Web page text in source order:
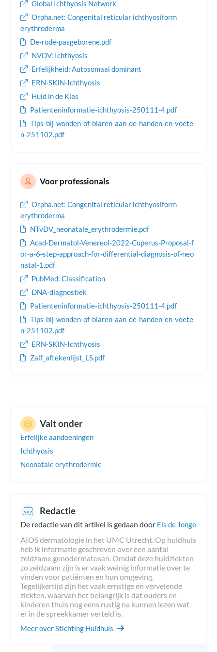
nodig (acitretine).
Valt onder
Erfelijke aandoeningen
Ichthyosis
Neonatale erythrodermie
Redactie
De redactie van dit artikel is gedaan door Els de Jonge
AIOS dermatologie in het UMC Utrecht. Op huidhuis
heb ik informatie geschreven over een aantal
zeldzame genodermatosen. Omdat deze huidziekten
zo zeldzaam zijn is er vaak weinig informatie over te
vinden voor patiënten en hun omgeving.
Tegelijkertijd zijn het vaak ernstige en vervelende
ziekten, waarvan het belangrijk is dat ouders en
kinderen thuis nog eens rustig na kunnen lezen wat
er in de spreekkamer verteld is.
Meer over Stichting Huidhuis
Global Ichthyosis Network
Orpha.net: Congenital reticular ichthyosiform
erythroderma
De-rode-pasgeborene.pdf
NVDV: Ichthyosis
Erfelijkheid: Autosomaal dominant
ERN-SKIN-Ichthyosis
Huid in de Klas
Patienteninformatie-ichthyosis-250111-4.pdf
Tips-bij-wonden-of-blaren-aan-de-handen-en-voete
n-251102.pdf
Voor professionals
Orpha.net: Congenital reticular ichthyosiform
erythroderma
NTvDV_neonatale_erythrodermie.pdf
Acad-Dermatol-Venereol-2022-Cuperus-Proposal-f
or-a-6‐step‐approach-for-differential-diagnosis-of-neo
natal-1.pdf
PubMed: Classification
DNA-diagnostiek
Patienteninformatie-ichthyosis-250111-4.pdf
Tips-bij-wonden-of-blaren-aan-de-handen-en-voete
n-251102.pdf
ERN-SKIN-Ichthyosis
Zalf_aftekenlijst_LS.pdf